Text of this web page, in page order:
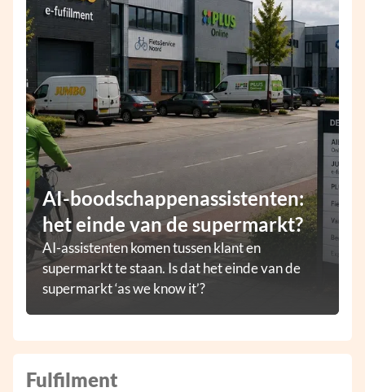
AI-boodschappenassistenten:
het einde van de supermarkt?
AI-assistenten komen tussen klant en
supermarkt te staan. Is dat het einde van de
supermarkt ‘as we know it’?
Fulfilment